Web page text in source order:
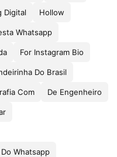
Digital Hollow
Whatsapp
For Instagram Bio
Do Brasil
Com De Engenheiro
Whatsapp